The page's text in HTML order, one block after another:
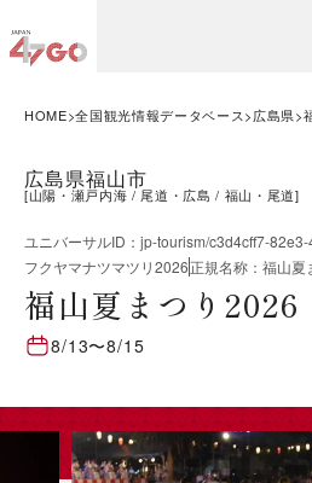
HOME 全国観光情報データベース 広島県
広島県福山市
[山陽・瀬戸内海 尾道・広島 福山・尾道]
ユニバーサルID ： jp-tourism/c3d4cff7-
フクヤマナツマツリ2026正規名称 ： 福山夏
福山夏まつり2026
8/13〜8/15